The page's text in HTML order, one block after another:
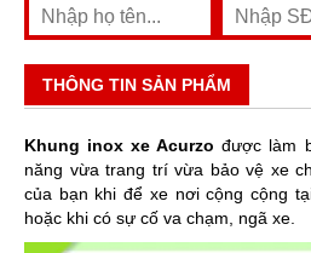
THÔNG TIN SẢN PHẨM
Khung inox xe Acurzo được làm
năng vừa trang trí vừa bảo vệ xe
của bạn khi để xe nơi cộng cộng
hoặc khi có sự cố va chạm, ngã xe.